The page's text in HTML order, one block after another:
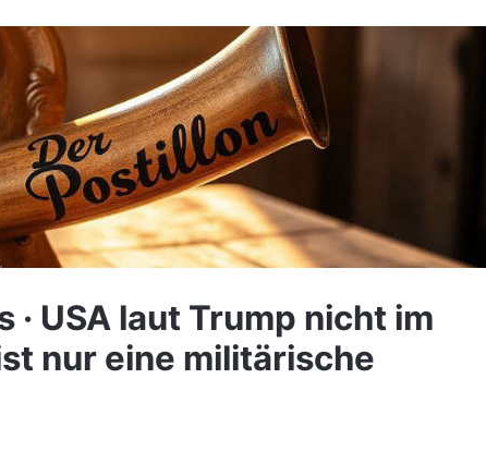
· USA laut Trump nicht im
nur eine militärische